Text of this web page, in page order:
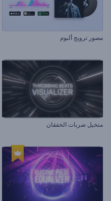
مصور ترويج ألبوم
متخيل ضربات الخفقان